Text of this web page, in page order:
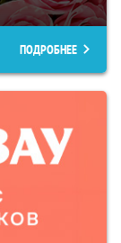
ПОДРОБНЕЕ